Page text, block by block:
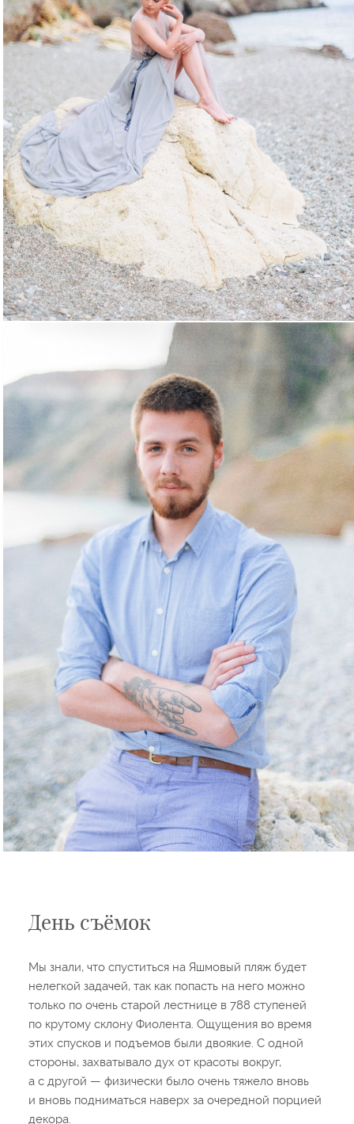
День съёмок
Мы знали, что спуститься на Яшмовый пляж будет
нелегкой задачей, так как попасть на него можно
только по очень старой лестнице в 788 ступеней
по крутому склону Фиолента. Ощущения во время
этих спусков и подъемов были двоякие. С одной
стороны, захватывало дух от красоты вокруг,
а с другой — физически было очень тяжело вновь
и вновь подниматься наверх за очередной порцией
декора.